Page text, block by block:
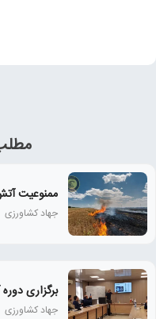
ممنوعیت
جهاد کشاورزی
برگزاری
جهاد کشاورزی